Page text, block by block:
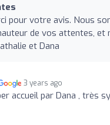
pour votre avis. Nous
de vos attentes,
et Dana
3 years ago
accueil par Dana , très